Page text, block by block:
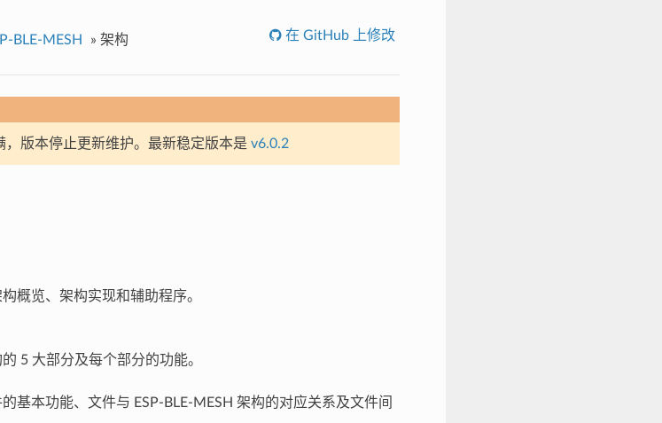
BLE-MESH » 架构 在 GitHub 上修改
版本停止更新维护。最新稳定版本是 v6.0.2
概览、架构实现和辅助程序。
5 大部分及每个部分的功能。
基本功能、文件与 ESP-BLE-MESH 架构的对应关系及文件间